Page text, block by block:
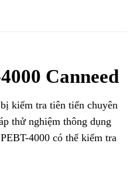
Canneed
kiểm tra tiên tiến chuyên
thử nghiệm thông dụng
4000 có thể kiểm tra